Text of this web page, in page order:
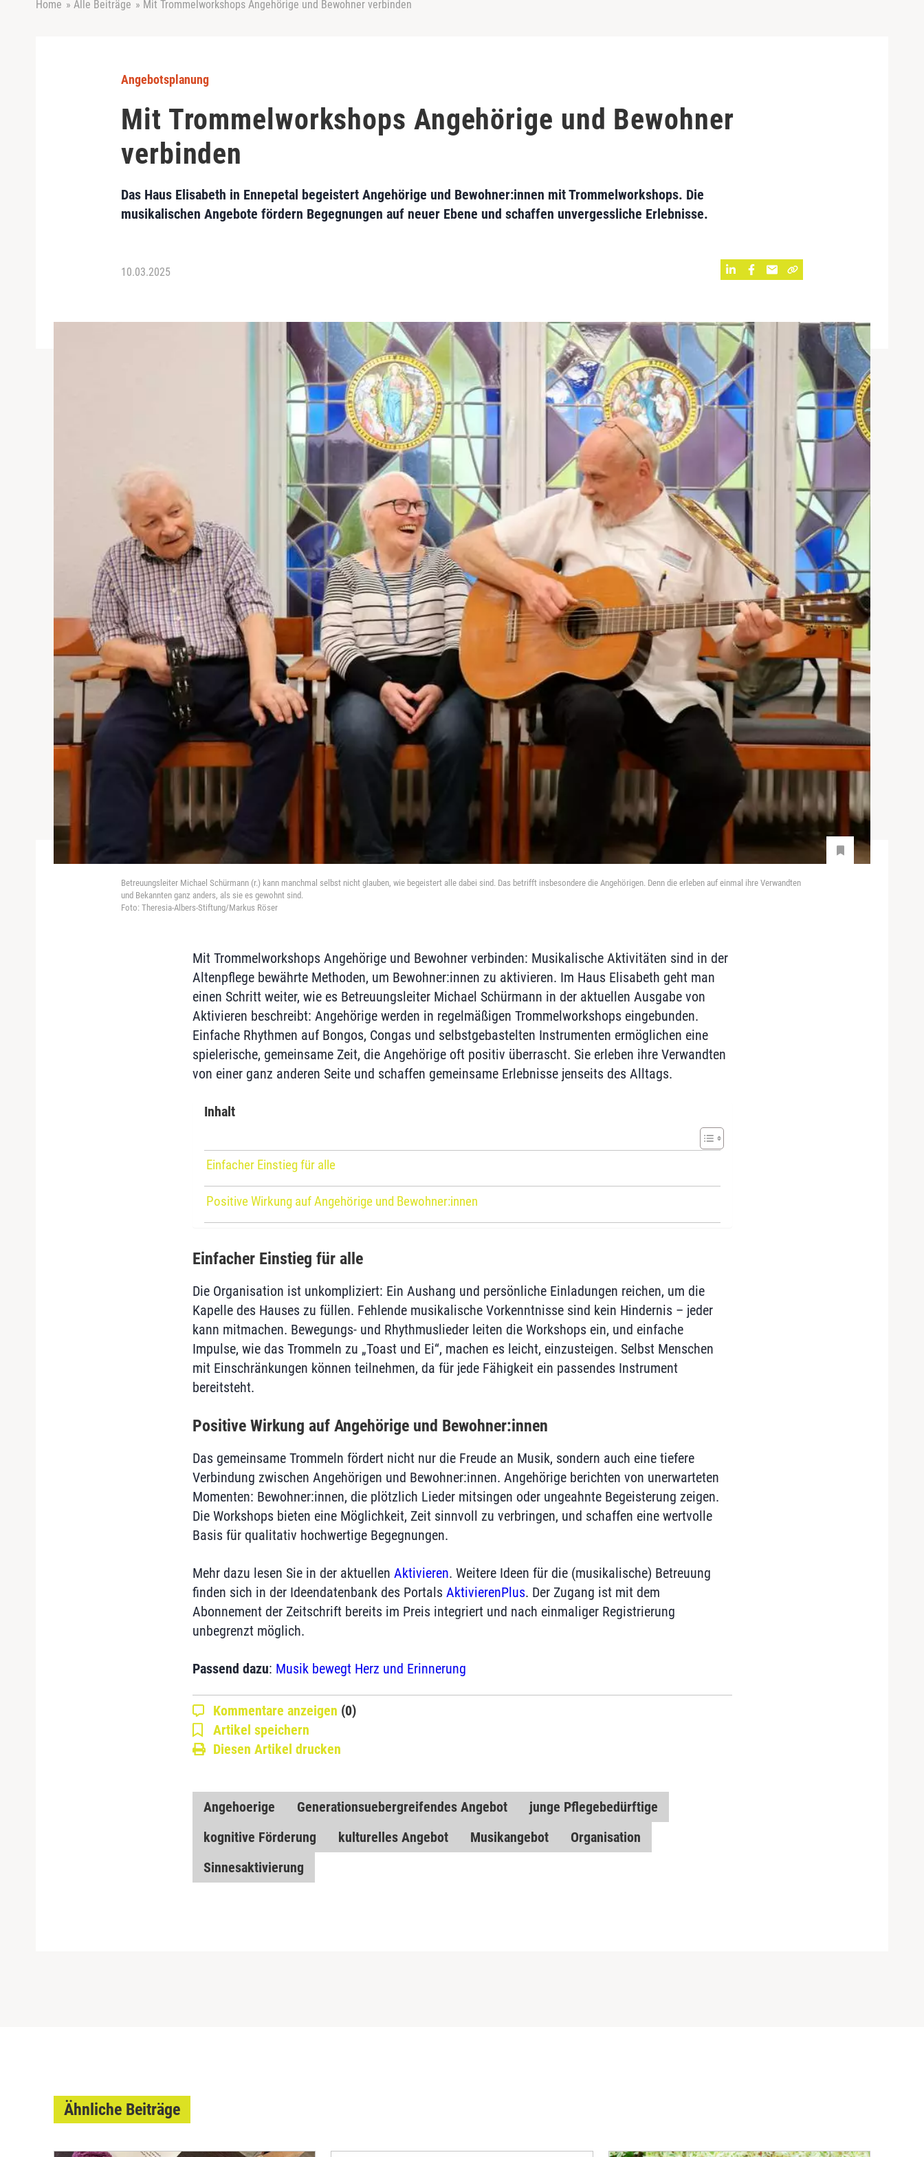
Home » Alle Beiträge » Mit Trommelworkshops Angehörige und Bewohner verbinden
Angebotsplanung
Mit Trommelworkshops Angehörige und Bewohner
verbinden
Das Haus Elisabeth in Ennepetal begeistert Angehörige und Bewohner:innen mit Trommelworkshops. Die
musikalischen Angebote fördern Begegnungen auf neuer Ebene und schaffen unvergessliche Erlebnisse.
10.03.2025
Betreuungsleiter Michael Schürmann (r.) kann manchmal selbst nicht glauben, wie begeistert alle dabei sind. Das betrifft insbesondere die Angehörigen. Denn die erleben auf einmal ihre Verwandten
und Bekannten ganz anders, als sie es gewohnt sind.
Foto: Theresia-Albers-Stiftung/Markus Röser
Mit Trommelworkshops Angehörige und Bewohner verbinden: Musikalische Aktivitäten sind in der
Altenpflege bewährte Methoden, um Bewohner:innen zu aktivieren. Im Haus Elisabeth geht man
einen Schritt weiter, wie es Betreuungsleiter Michael Schürmann in der aktuellen Ausgabe von
Aktivieren beschreibt: Angehörige werden in regelmäßigen Trommelworkshops eingebunden.
Einfache Rhythmen auf Bongos, Congas und selbstgebastelten Instrumenten ermöglichen eine
spielerische, gemeinsame Zeit, die Angehörige oft positiv überrascht. Sie erleben ihre Verwandten
von einer ganz anderen Seite und schaffen gemeinsame Erlebnisse jenseits des Alltags.
Inhalt
Einfacher Einstieg für alle
Positive Wirkung auf Angehörige und Bewohner:innen
Einfacher Einstieg für alle
Die Organisation ist unkompliziert: Ein Aushang und persönliche Einladungen reichen, um die
Kapelle des Hauses zu füllen. Fehlende musikalische Vorkenntnisse sind kein Hindernis – jeder
kann mitmachen. Bewegungs- und Rhythmuslieder leiten die Workshops ein, und einfache
Impulse, wie das Trommeln zu „Toast und Ei“, machen es leicht, einzusteigen. Selbst Menschen
mit Einschränkungen können teilnehmen, da für jede Fähigkeit ein passendes Instrument
bereitsteht.
Positive Wirkung auf Angehörige und Bewohner:innen
Das gemeinsame Trommeln fördert nicht nur die Freude an Musik, sondern auch eine tiefere
Verbindung zwischen Angehörigen und Bewohner:innen. Angehörige berichten von unerwarteten
Momenten: Bewohner:innen, die plötzlich Lieder mitsingen oder ungeahnte Begeisterung zeigen.
Die Workshops bieten eine Möglichkeit, Zeit sinnvoll zu verbringen, und schaffen eine wertvolle
Basis für qualitativ hochwertige Begegnungen.
Mehr dazu lesen Sie in der aktuellen Aktivieren. Weitere Ideen für die (musikalische) Betreuung
finden sich in der Ideendatenbank des Portals AktivierenPlus. Der Zugang ist mit dem
Abonnement der Zeitschrift bereits im Preis integriert und nach einmaliger Registrierung
unbegrenzt möglich.
Passend dazu: Musik bewegt Herz und Erinnerung
Kommentare anzeigen (0)
Artikel speichern
Diesen Artikel drucken
Angehoerige Generationsuebergreifendes Angebot
junge Pflegebedürftige
kognitive Förderung
kulturelles Angebot Musikangebot
Organisation
Sinnesaktivierung
Ähnliche Beiträge